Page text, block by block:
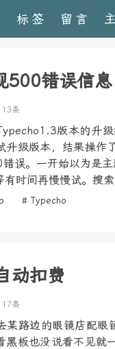
标签 留言
500错误信息
13条
版本的升
升级版本，结果操作
误。一开始以为是
有时间再慢慢试。搜
# Typecho
动扣费
17条
某路边的眼镜店配眼
黑板也没说看不见就